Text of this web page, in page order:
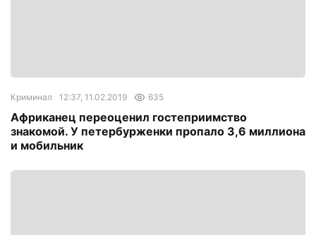
Криминал 12:37, 11.02.2019 635
Африканец переоценил гостеприимство
знакомой. У петербурженки пропало 3,6 миллиона
и мобильник